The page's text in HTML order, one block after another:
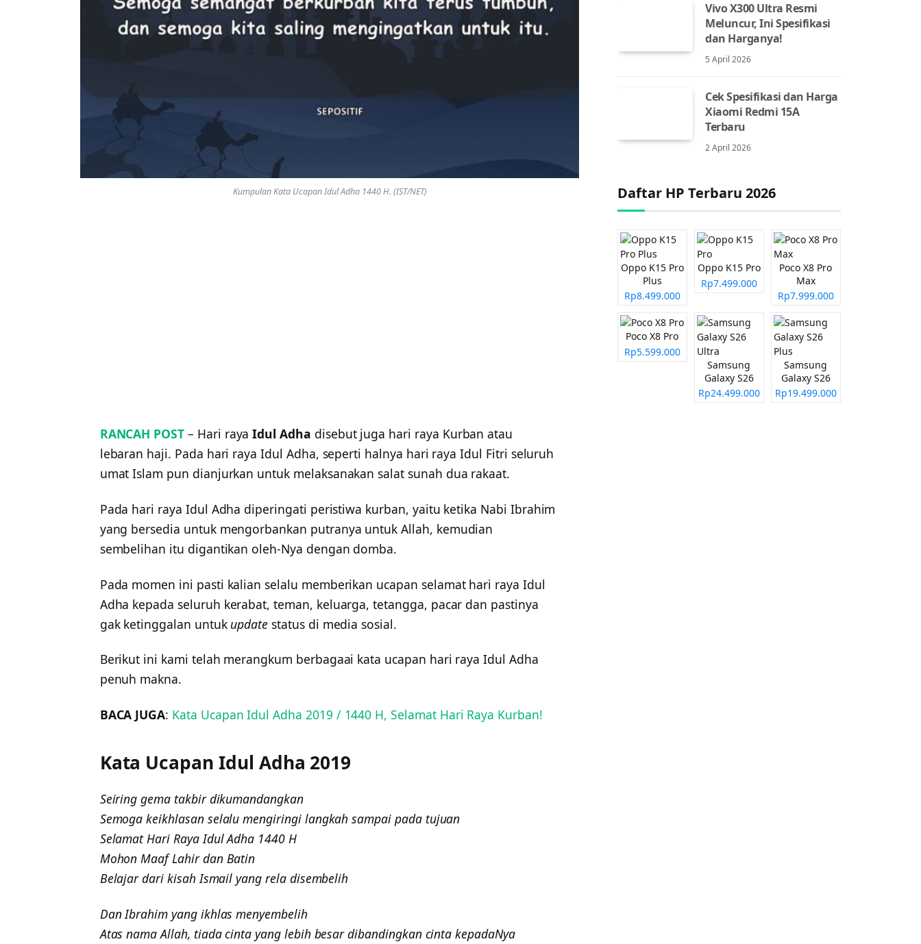
Kumpulan Kata Ucapan Idul Adha 1440 H. (IST/NET)
RANCAH POST – Hari rayaIdul Adha disebut juga hari raya Kurban atau
lebaran haji. Pada hari raya Idul Adha, seperti halnya hari raya Idul Fitri seluruh
umat Islam pun dianjurkan untuk melaksanakan salat sunah dua rakaat.
Pada hari raya Idul Adha diperingati peristiwa kurban, yaitu ketika Nabi Ibrahim
yang bersedia untuk mengorbankan putranya untuk Allah, kemudian
sembelihan itu digantikan oleh-Nya dengan domba.
Pada momen ini pasti kalian selalu memberikan ucapan selamat hari raya Idul
Adha kepada seluruh kerabat, teman, keluarga, tetangga, pacar dan pastinya
gak ketinggalan untuk update status di media sosial.
Berikut ini kami telah merangkum berbagaai kata ucapan hari raya Idul Adha
penuh makna.
BACA JUGA: Kata Ucapan Idul Adha 2019 / 1440 H, Selamat Hari Raya Kurban!
Kata Ucapan Idul Adha 2019
Seiring gema takbir dikumandangkan
Semoga keikhlasan selalu mengiringi langkah sampai pada tujuan
Selamat Hari Raya Idul Adha 1440 H
Mohon Maaf Lahir dan Batin
Belajar dari kisah Ismail yang rela disembelih
Dan Ibrahim yang ikhlas menyembelih
Atas nama Allah, tiada cinta yang lebih besar dibandingkan cinta kepadaNya
Vivo X300 Ultra Resmi
Meluncur, Ini Spesifikasi
dan Harganya!
5 April 2026
Cek Spesifikasi dan Harga
Xiaomi Redmi 15A
Terbaru
2 April 2026
Daftar HP Terbaru 2026
Oppo K15 Pro
Plus
Rp8.499.000
Oppo K15 Pro
Rp7.499.000
Poco X8 Pro
Max
Rp7.999.000
Poco X8 Pro
Rp5.599.000
Samsung
Galaxy S26
Ultra
Rp24.499.000
Samsung
Galaxy S26
Plus
Rp19.499.000